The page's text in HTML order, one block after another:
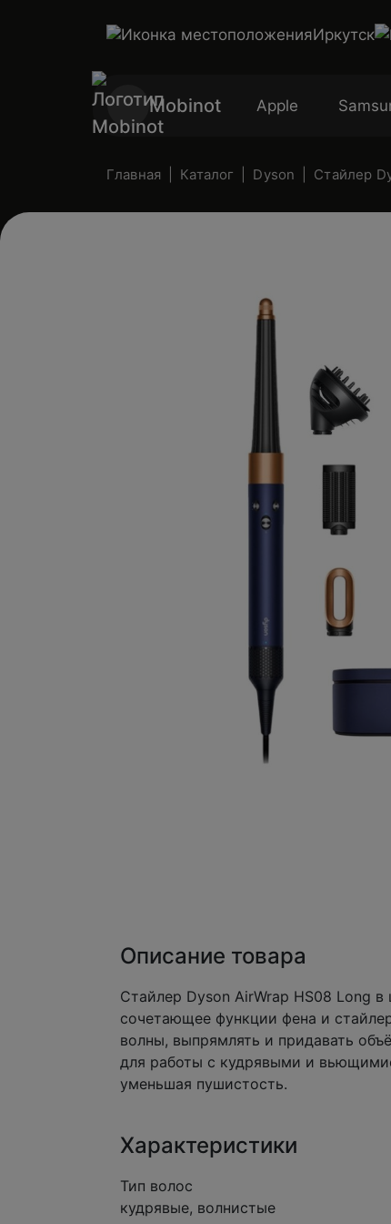
Иркутск
Mobinot Apple
Главная Каталог Dyson Стайлер
Описание товара
Стайлер Dyson AirWrap HS08 Long
сочетающее функции фена и
волны, выпрямлять и придавать
для работы с кудрявыми и
уменьшая пушистость.
Характеристики
Тип волос
кудрявые, волнистые